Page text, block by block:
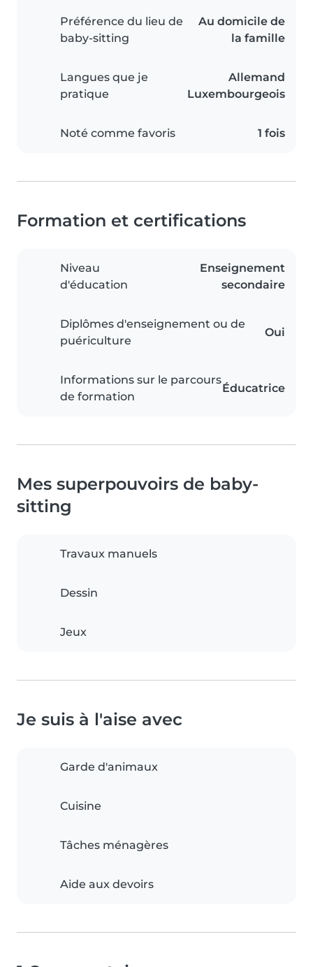
Préférence du lieu de
baby-sitting
Au domicile de
la famille
Langues que je
pratique
Allemand
Luxembourgeois
Noté comme favoris 1 fois
Formation et certifications
Niveau
d'éducation
Enseignement
secondaire
Diplômes d'enseignement ou de
puériculture
Oui
Informations sur le parcours
de formation
Éducatrice
Mes superpouvoirs de baby-
sitting
Travaux manuels
Dessin
Jeux
Je suis à l'aise avec
Garde d'animaux
Cuisine
Tâches ménagères
Aide aux devoirs